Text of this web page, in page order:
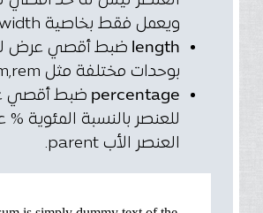
ويعمل فقط بخاصية width.
length ضبط أقصي عرض
بوحدات مختلفة مثل px,cm,em,rem.
percentage ضبط أقصي
للعنصر بالنسبة المئوية
العنصر الأب parent.